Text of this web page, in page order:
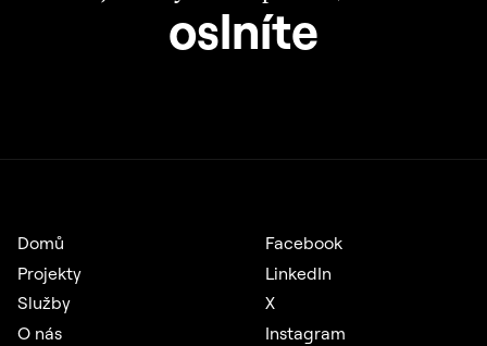
oslníte
Domů
Projekty
Služby
O nás
Facebook
LinkedIn
X
Instagram